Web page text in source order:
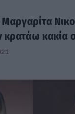
κρατάω κακία